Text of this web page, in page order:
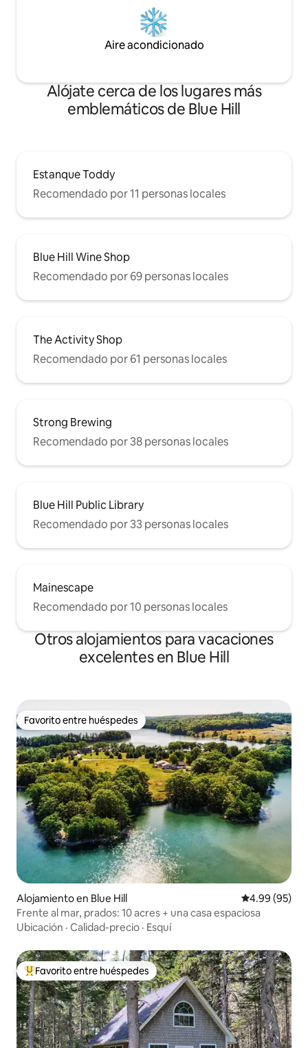
Aire acondicionado
Alójate cerca de los lugares más
emblemáticos de Blue Hill
Estanque Toddy
Recomendado por 11 personas locales
Blue Hill Wine Shop
Recomendado por 69 personas locales
The Activity Shop
Recomendado por 61 personas locales
Strong Brewing
Recomendado por 38 personas locales
Blue Hill Public Library
Recomendado por 33 personas locales
Mainescape
Recomendado por 10 personas locales
Otros alojamientos para vacaciones
excelentes en Blue Hill
Favorito entre huéspedes
Favorito entre huéspedes
Alojamiento en Blue Hill Calificación
4.99 (95)
Frente al mar, prados: 10 acres + una casa espaciosa
Ubicación · Calidad-precio · Esquí
Favorito entre huéspedes preferido
Favorito entre huéspedes